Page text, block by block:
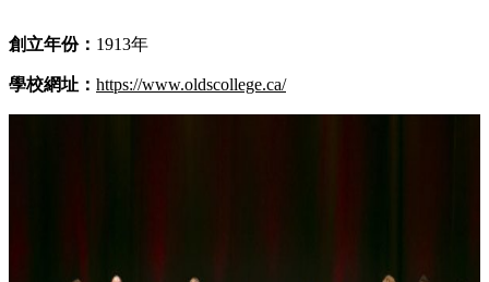
創立年份： 1913年
學校網址： https://www.oldscollege.ca/